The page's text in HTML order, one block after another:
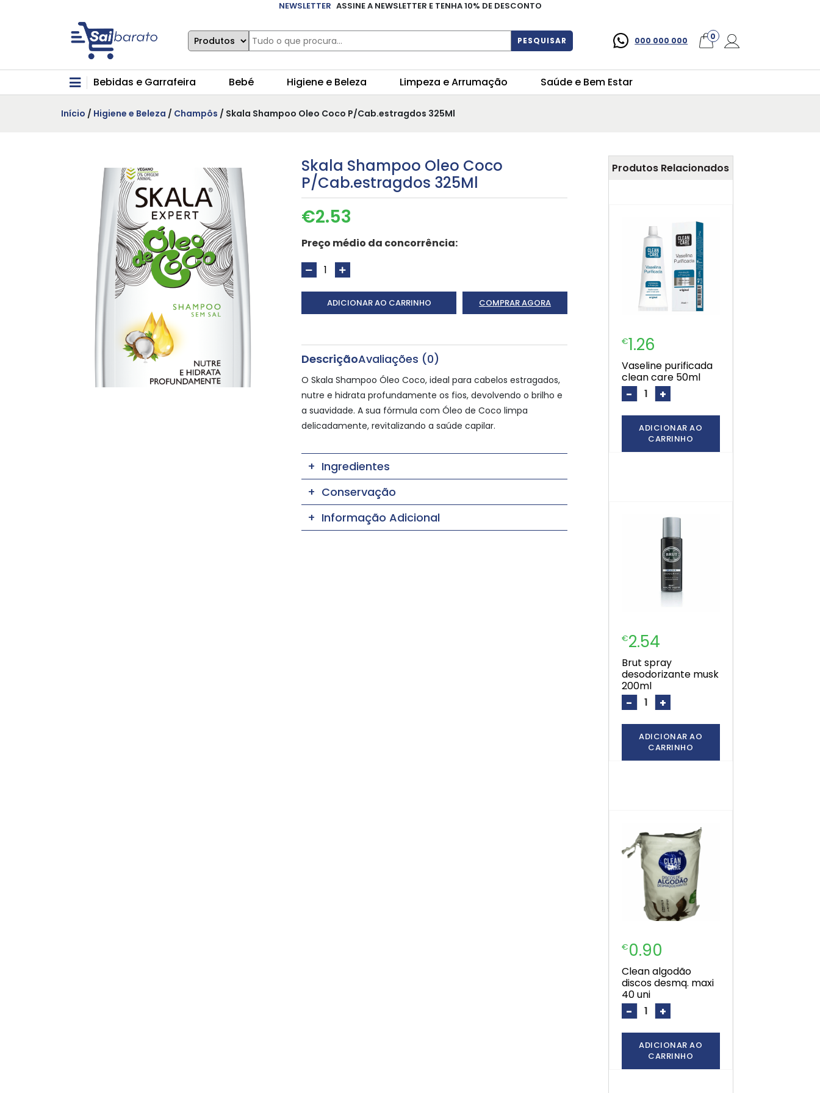
NEWSLETTER ASSINE A NEWSLETTER E TENHA 10% DE DESCONTO
PESQUISAR 000 000 000 0
Bebidas e Garrafeira Bebé Higiene e Beleza Limpeza e Arrumação Saúde e Bem Estar
Início / Higiene e Beleza / Champôs / Skala Shampoo Oleo Coco P/Cab.estragdos 325Ml
Skala Shampoo Oleo Coco
P/Cab.estragdos 325Ml
€2.53
Preço médio da concorrência:
ADICIONAR AO CARRINHO COMPRAR AGORA
DescriçãoAvaliações (0)
O Skala Shampoo Óleo Coco, ideal para cabelos estragados,
nutre e hidrata profundamente os fios, devolvendo o brilho e
a suavidade. A sua fórmula com Óleo de Coco limpa
delicadamente, revitalizando a saúde capilar.
Ingredientes
Conservação
Informação Adicional
Produtos Relacionados
€1.26
vaseline purificada
clean care 50ml
- +
ADICIONAR AO
CARRINHO
€2.54
brut spray
desodorizante musk
200ml
- +
ADICIONAR AO
CARRINHO
€0.90
clean algodão
discos desmq. maxi
40 uni
- +
ADICIONAR AO
CARRINHO